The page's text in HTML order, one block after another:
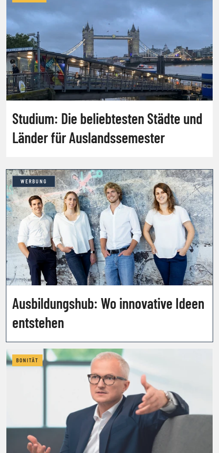
Studium: Die beliebtesten Städte und
Länder für Auslandssemester
WERBUNG
Ausbildungshub: Wo innovative Ideen
entstehen
BONITÄT